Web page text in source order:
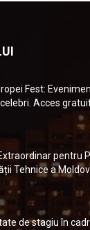
Fest:
Acces
pentru
Tehnice a
de stagiu în